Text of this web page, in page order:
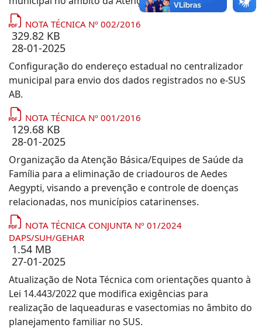
NOTA TÉCNICA Nº 002/2016
329.82 KB
28-01-2025
Configuração do endereço estadual no centralizador
municipal para envio dos dados registrados no e-SUS
AB.
NOTA TÉCNICA Nº 001/2016
129.68 KB
28-01-2025
Organização da Atenção Básica/Equipes de Saúde da
Família para a eliminação de criadouros de Aedes
Aegypti, visando a prevenção e controle de doenças
relacionadas, nos municípios catarinenses.
NOTA TÉCNICA CONJUNTA Nº 01/2024
DAPS/SUH/GEHAR
1.54 MB
27-01-2025
Atualização de Nota Técnica com orientações quanto à
Lei 14.443/2022 que modifica exigências para
realização de laqueaduras e vasectomias no âmbito do
planejamento familiar no SUS.